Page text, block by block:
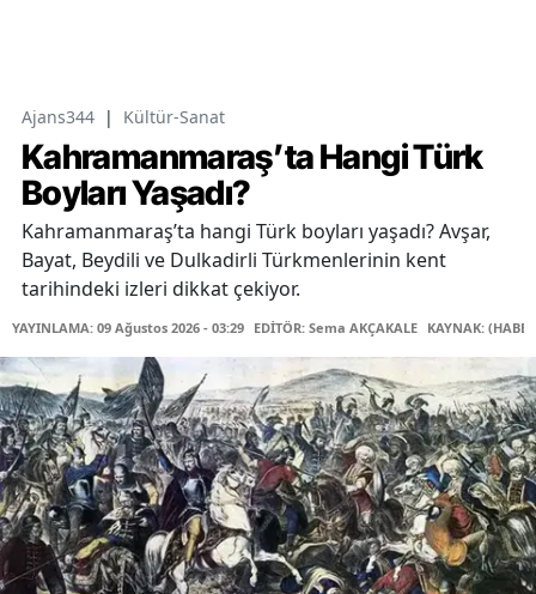
Ajans344 | Kültür-Sanat
Kahramanmaraş’ta Hangi Türk
Boyları Yaşadı?
Kahramanmaraş’ta hangi Türk boyları yaşadı? Avşar,
Bayat, Beydili ve Dulkadirli Türkmenlerinin kent
tarihindeki izleri dikkat çekiyor.
YAYINLAMA: 09 Ağustos 2026 - 03:29 EDİTÖR: Sema AKÇAKALE KAYNAK: